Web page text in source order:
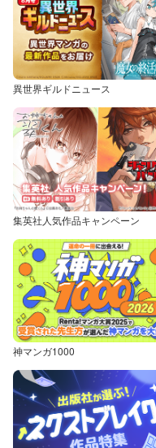
異世界ギルドニュース
集英社人気作品キャンペーン
神マンガ1000